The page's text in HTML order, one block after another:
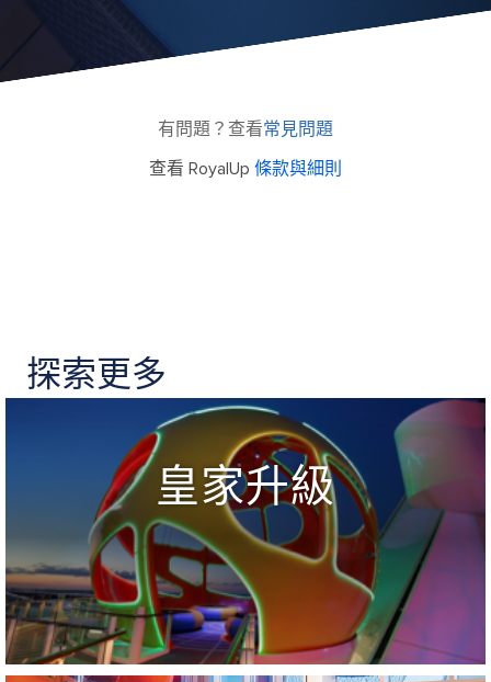
有問題？查看常見問題
查看 RoyalUp 條款與細則
探索更多
皇家升級